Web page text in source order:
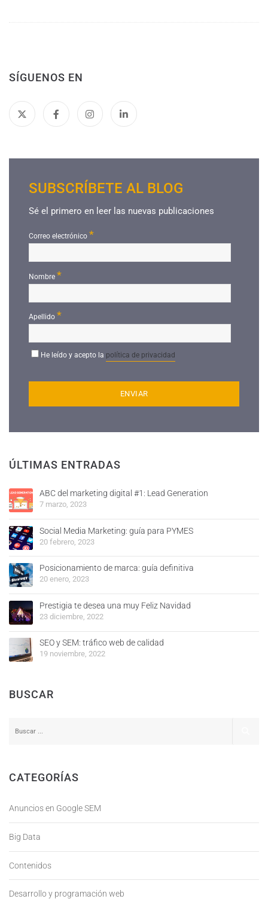
SÍGUENOS EN
SUBSCRÍBETE AL BLOG
Sé el primero en leer las nuevas publicaciones
Correo electrónico *
Nombre*
Apellido *
He leído y acepto la política de privacidad
ÚLTIMAS ENTRADAS
ABC del marketing digital #1: Lead Generation
7 marzo, 2023
Social Media Marketing: guía para PYMES
20 febrero, 2023
Posicionamiento de marca: guía definitiva
20 enero, 2023
Prestigia te desea una muy Feliz Navidad
23 diciembre, 2022
SEO y SEM: tráfico web de calidad
19 noviembre, 2022
BUSCAR
CATEGORÍAS
Anuncios en Google SEM
Big Data
Contenidos
Desarrollo y programación web